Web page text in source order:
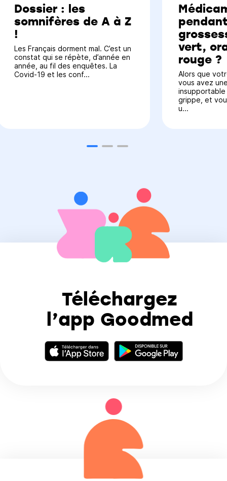
Dossier : les
somnifères de A à Z
!
Les Français dorment mal. C’est un
constat qui se répète, d’année en
année, au fil des enquêtes. La
Covid-19 et les conf...
vert,
rouge ?
Alors que
vous avez
grippe, et
u...
Téléchargez
l’app Goodmed